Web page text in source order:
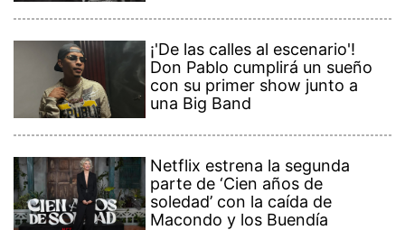
¡'De las calles al escenario'!
Don Pablo cumplirá un sueño
con su primer show junto a
una Big Band
Netflix estrena la segunda
parte de ‘Cien años de
soledad’ con la caída de
Macondo y los Buendía